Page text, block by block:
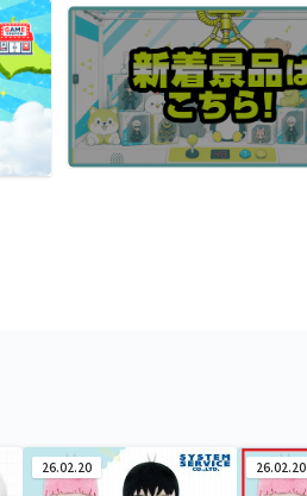
26.02.20 26.02.20